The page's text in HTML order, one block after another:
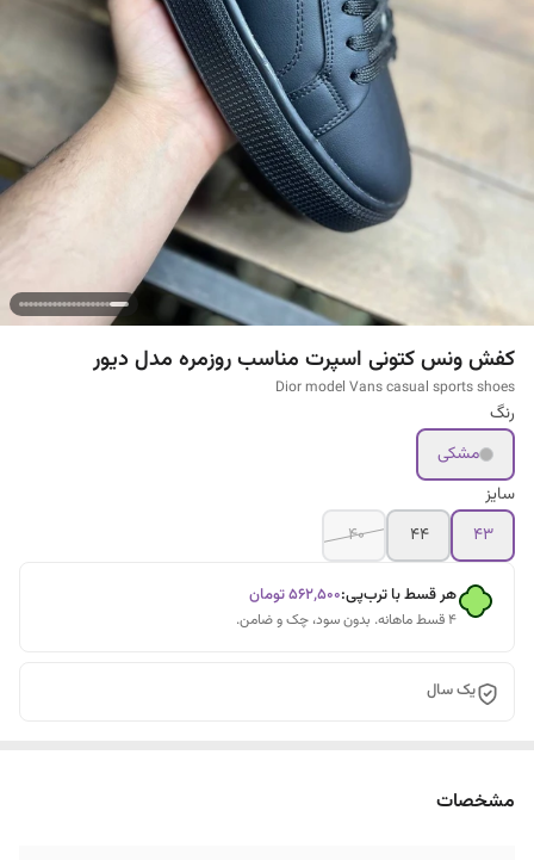
کفش ونس کتونی اسپرت مناسب روزمره مدل دیور
Dior model Vans casual sports shoes
رنگ
مشکی
سایز
43
۴۴ ۴۰
هر قسط با ترب‌پی:۵۶۲٬۵۰۰تومان
۴ قسط ماهانه. بدون سود، چک و ضامن.
یک سال
مشخصات